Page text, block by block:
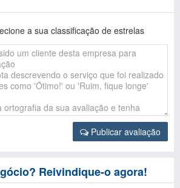
a sua classificação de estrelas
Publicar avaliação
Reivindique-o agora!